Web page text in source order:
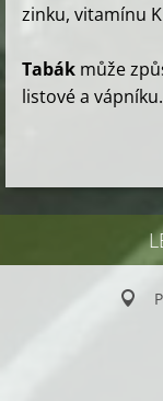
zinku, vitamínu
Tabák může
listové a vápníku.